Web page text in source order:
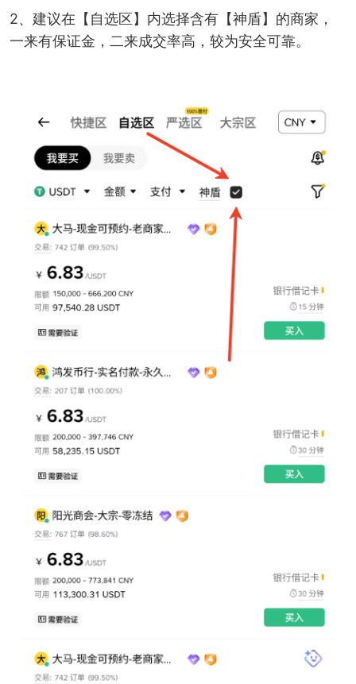
2、建议在【自选区】内选择含有【神盾】的商家，
一来有保证金，二来成交率高，较为安全可靠。